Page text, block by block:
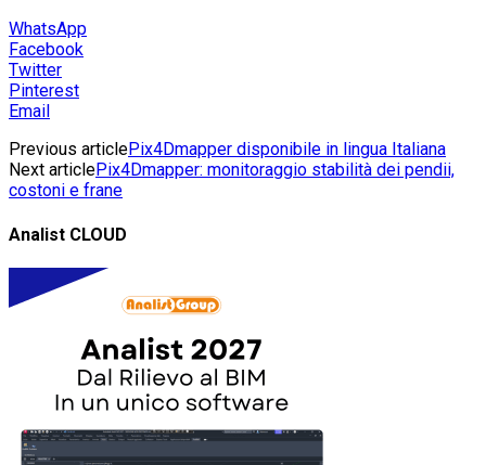
WhatsApp
Facebook
Twitter
Pinterest
Email
Previous articlePix4Dmapper disponibile in lingua Italiana
Next articlePix4Dmapper: monitoraggio stabilità dei pendii,
costoni e frane
Analist CLOUD